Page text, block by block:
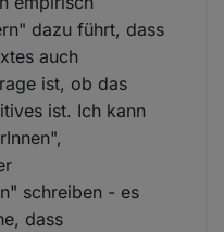
dazu führt, dass
auch
ist, ob das
ist. Ich kann
schreiben - es
dass